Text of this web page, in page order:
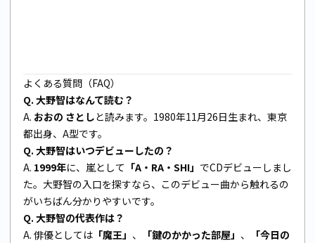
よくある質問（FAQ）
Q. 大野智はなんて読む？
A. おおの さとしと読みます。1980年11月26日生まれ、東京
都出身、A型です。
Q. 大野智はいつデビューしたの？
A. 1999年に、嵐として 「A・RA・SHI」 でCDデビューしまし
た。大野智の入口を探すなら、このデビュー曲から触れるの
がいちばん分かりやすいです。
Q. 大野智の代表作は？
A. 俳優としては 「魔王」 、 「鍵のかかった部屋」 、
「今日の